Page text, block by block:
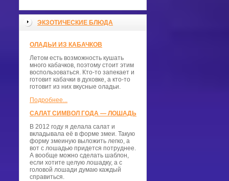
ЭКЗОТИЧЕСКИЕ БЛЮДА
ОЛАДЬИ ИЗ КАБАЧКОВ
Летом есть возможность кушать
много кабачков, поэтому стоит этим
воспользоваться. Кто-то запекает и
готовит кабачки в духовке, а кто-то
готовит из них вкусные оладьи.
Подробнее...
САЛАТ СИМВОЛ ГОДА — ЛОШАДЬ
В 2012 году я делала салат и
вкладывала её в форме змеи. Такую
форму змеиную выложить легко, а
вот с лошадью придется потруднее.
А вообще можно сделать шаблон,
если хотите целую лошадку, а с
головой лошади думаю каждый
справиться.